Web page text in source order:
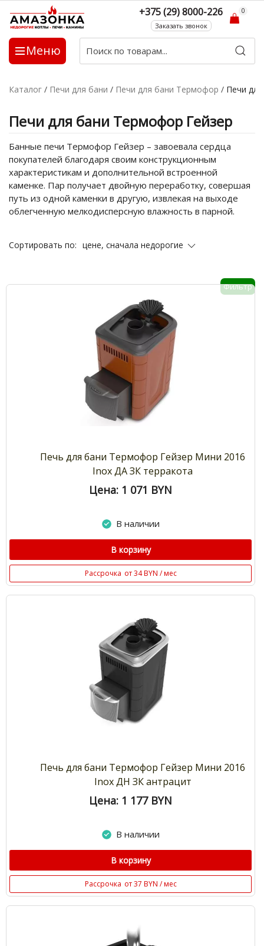
Меню
+375 (29) 8000-226
Заказать звонок
0
Каталог / Печи для бани / Печи для бани Термофор / Печи
Печи для бани Термофор Гейзер
Банные печи Термофор Гейзер – завоевала сердца
покупателей благодаря своим конструкционным
характеристикам и дополнительной встроенной
каменке. Пар получает двойную переработку, совершая
путь из одной каменки в другую, извлекая на выходе
облегченную мелкодисперсную влажность в парной.
Сортировать по: цене, сначала недорогие
Фильтр
Печь для бани Термофор Гейзер Мини 2016
Inox ДА ЗК терракота
Цена: 1 071 BYN
В наличии
В корзину
Рассрочка от 34 BYN / мес
Печь для бани Термофор Гейзер Мини 2016
Inox ДН ЗК антрацит
Цена: 1 177 BYN
В наличии
В корзину
Рассрочка от 37 BYN / мес